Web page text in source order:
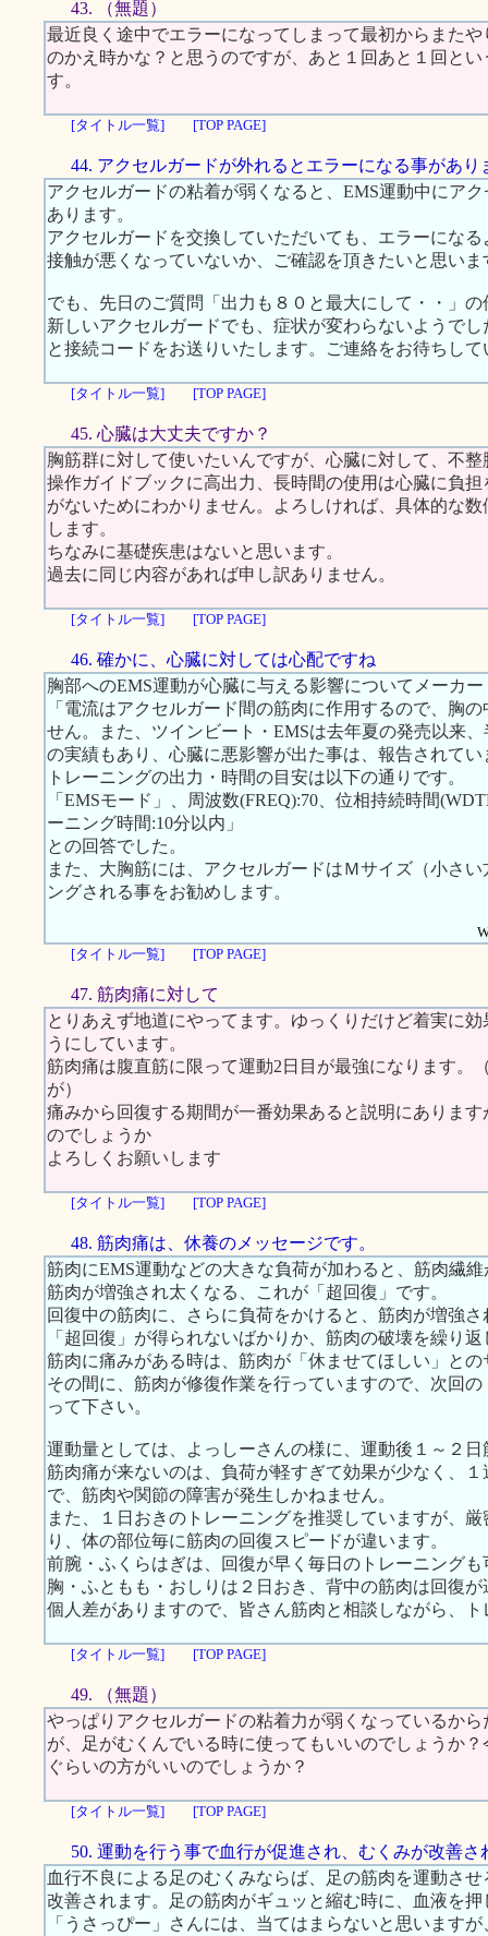
43. （無題）
最近良く途中でエラーになってしまって最初からまた
のかえ時かな？と思うのですが、あと１回あと１回と
す。
[タイトル一覧] [TOP PAGE]
44. アクセルガードが外れるとエラーになる事があり
アクセルガードの粘着が弱くなると、EMS運動中にア
あります。
アクセルガードを交換していただいても、エラーにな
接触が悪くなっていないか、ご確認を頂きたいと思いま
でも、先日のご質問「出力も８０と最大にして・・」
新しいアクセルガードでも、症状が変わらないようで
と接続コードをお送りいたします。ご連絡をお待ちして
[タイトル一覧] [TOP PAGE]
45. 心臓は大丈夫ですか？
胸筋群に対して使いたいんですが、心臓に対して、不
操作ガイドブックに高出力、長時間の使用は心臓に負
がないためにわかりません。よろしければ、具体的な
します。
ちなみに基礎疾患はないと思います。
過去に同じ内容があれば申し訳ありません。
[タイトル一覧] [TOP PAGE]
46. 確かに、心臓に対しては心配ですね
胸部へのEMS運動が心臓に与える影響についてメーカ
「電流はアクセルガード間の筋肉に作用するので、胸
せん。また、ツインビート・EMSは去年夏の発売以来
の実績もあり、心臓に悪影響が出た事は、報告されて
トレーニングの出力・時間の目安は以下の通りです。
「EMSモード」、周波数(FREQ):70、位相持続時間
ーニング時間:10分以内」
との回答でした。
また、大胸筋には、アクセルガードはＭサイズ（小さ
ングされる事をお勧めします。
[タイトル一覧]
[TOP PAGE]
47. 筋肉痛に対して
とりあえず地道にやってます。ゆっくりだけど着実に
うにしています。
筋肉痛は腹直筋に限って運動2日目が最強になります。
が）
痛みから回復する期間が一番効果あると説明にありま
のでしょうか
よろしくお願いします
[タイトル一覧] [TOP PAGE]
48. 筋肉痛は、休養のメッセージです。
筋肉にEMS運動などの大きな負荷が加わると、筋肉繊
筋肉が増強され太くなる、これが「超回復」です。
回復中の筋肉に、さらに負荷をかけると、筋肉が増強
「超回復」が得られないばかりか、筋肉の破壊を繰り
筋肉に痛みがある時は、筋肉が「休ませてほしい」と
その間に、筋肉が修復作業を行っていますので、次回
って下さい。
運動量としては、よっしーさんの様に、運動後１～２
筋肉痛が来ないのは、負荷が軽すぎて効果が少なく、
で、筋肉や関節の障害が発生しかねません。
また、１日おきのトレーニングを推奨していますが、
り、体の部位毎に筋肉の回復スピードが違います。
前腕・ふくらはぎは、回復が早く毎日のトレーニング
胸・ふともも・おしりは２日おき、背中の筋肉は回復
個人差がありますので、皆さん筋肉と相談しながら、
[タイトル一覧] [TOP PAGE]
49. （無題）
やっぱりアクセルガードの粘着力が弱くなっているか
が、足がむくんでいる時に使ってもいいのでしょうか
ぐらいの方がいいのでしょうか？
[タイトル一覧] [TOP PAGE]
50. 運動を行う事で血行が促進され、むくみが改善さ
血行不良による足のむくみならば、足の筋肉を運動さ
改善されます。足の筋肉がギュッと縮む時に、血液を
「うさっぴー」さんには、当てはまらないと思います